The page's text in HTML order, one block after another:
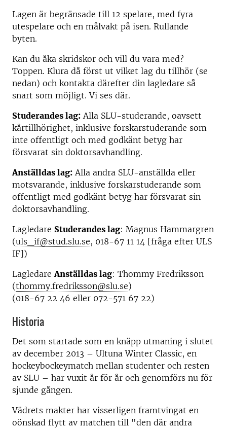
Lagen är begränsade till 12 spelare, med fyra
utespelare och en målvakt på isen. Rullande
byten.
Kan du åka skridskor och vill du vara med?
Toppen. Klura då först ut vilket lag du tillhör (se
nedan) och kontakta därefter din lagledare så
snart som möjligt. Vi ses där.
Studerandes lag: Alla SLU-studerande, oavsett
kårtillhörighet, inklusive forskarstuderande som
inte offentligt och med godkänt betyg har
försvarat sin doktorsavhandling.
Anställdas lag: Alla andra SLU-anställda eller
motsvarande, inklusive forskarstuderande som
offentligt med godkänt betyg har försvarat sin
doktorsavhandling.
Lagledare Studerandes lag: Magnus Hammargren
(uls_if@stud.slu.se, 018-67 11 14 [fråga efter ULS
IF])
LagledareAnställdas lag: Thommy Fredriksson
(thommy.fredriksson@slu.se)
(018-67 22 46 eller 072-571 67 22)
Historia
Det som startade som en knäpp utmaning i slutet
av december 2013 – Ultuna Winter Classic, en
hockeybockeymatch mellan studenter och resten
av SLU – har vuxit år för år och genomförs nu för
sjunde gången.
Vädrets makter har visserligen framtvingat en
oönskad flytt av matchen till "den där andra